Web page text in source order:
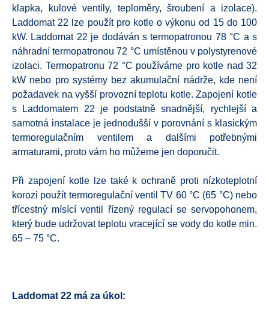
klapka, kulové ventily, teploměry, šroubení a izolace).
Laddomat 22 lze použít pro kotle o výkonu od 15 do 100
kW. Laddomat 22 je dodáván s termopatronou 78 °C a s
náhradní termopatronou 72 °C umístěnou v polystyrenové
izolaci. Termopatronu 72 °C používáme pro kotle nad 32
kW nebo pro systémy bez akumulační nádrže, kde není
požadavek na vyšší provozní teplotu kotle.Zapojení kotle
s Laddomatem 22 je podstatně snadnější, rychlejší a
samotná instalace je jednodušší v porovnání s klasickým
termoregulačním ventilem a dalšími potřebnými
armaturami, proto vám ho můžeme jen doporučit.
Při zapojení kotle lze také k ochraně proti nízkoteplotní
korozi použít termoregulační ventil TV 60 °C (65 °C) nebo
třícestný mísící ventil řízený regulací se servopohonem,
který bude udržovat teplotu vracející se vody do kotle min.
65 – 75 °C.
Laddomat 22 má za úkol: